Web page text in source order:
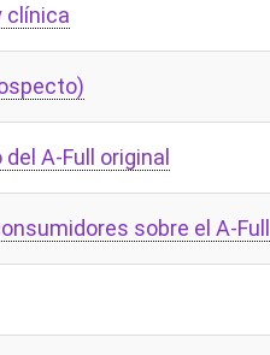
clínica
A-Full original
sobre el A-Full